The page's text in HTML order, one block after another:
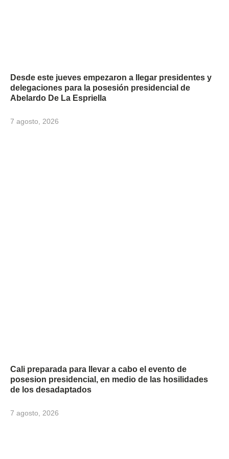
Desde este jueves empezaron a llegar presidentes y
delegaciones para la posesión presidencial de
Abelardo De La Espriella
7 agosto, 2026
Cali preparada para llevar a cabo el evento de
posesion presidencial, en medio de las hosilidades
de los desadaptados
7 agosto, 2026